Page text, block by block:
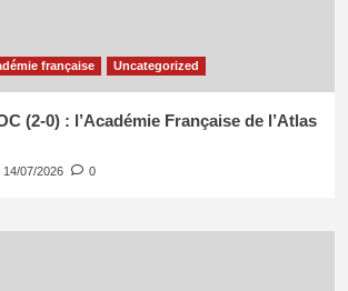
française Uncategorized
(2-0) : l’Académie Française de l’Atlas
14/07/2026 0